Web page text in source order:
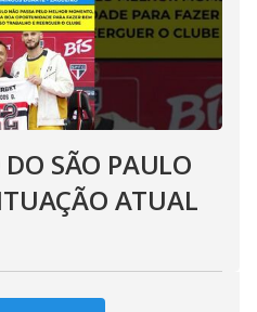
DO SÃO PAULO
ATUAL